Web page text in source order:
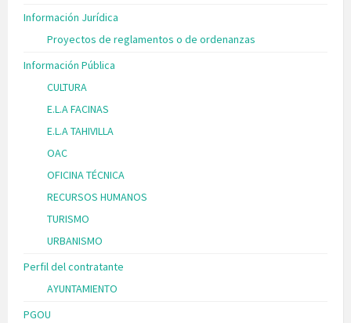
Información Jurídica
Proyectos de reglamentos o de ordenanzas
Información Pública
CULTURA
E.L.A FACINAS
E.L.A TAHIVILLA
OAC
OFICINA TÉCNICA
RECURSOS HUMANOS
TURISMO
URBANISMO
Perfil del contratante
AYUNTAMIENTO
PGOU